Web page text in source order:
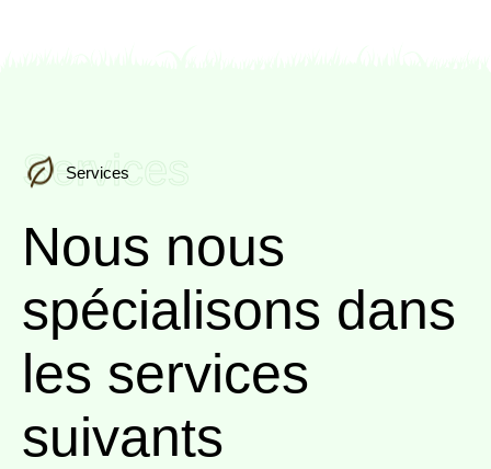
Services
Services
Nous nous
spécialisons dans
les services
suivants